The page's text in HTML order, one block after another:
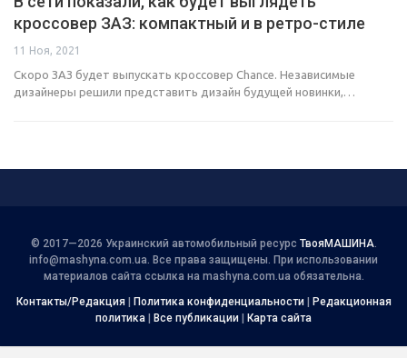
кроссовер ЗАЗ: компактный и в ретро-стиле
11 Ноя, 2021
Скоро ЗАЗ будет выпускать кроссовер Chance. Независимые
дизайнеры решили представить дизайн будущей новинки,…
© 2017—2026 Украинский автомобильный ресурс ТвояМАШИНА.
info@mashyna.com.ua. Все права защищены. При использовании
материалов сайта ссылка на mashyna.com.ua обязательна.
Контакты/Редакция| Политика конфиденциальности|
Редакционная
политика
Все публикации Карта сайта